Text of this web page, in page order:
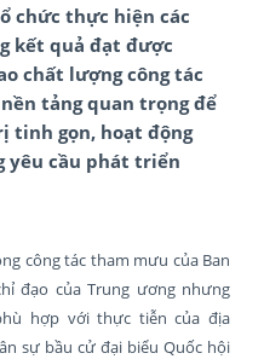
chức thực hiện các
kết quả đạt được
chất lượng công tác
tảng quan trọng để
tinh gọn, hoạt động
yêu cầu phát triển
công tác tham mưu của Ban
đạo của Trung ương nhưng
hợp với thực tiễn của địa
sự bầu cử đại biểu Quốc hội